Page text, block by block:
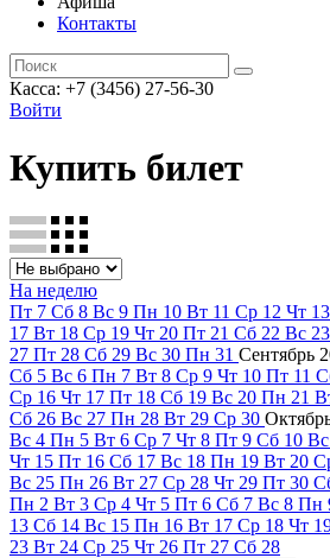
Контакты
Касса: +7 (3456) 27-56-30
Войти
Купить билет
На неделю
Пт 7 Сб 8 Вс 9 Пн 10 Вт 11 Ср 12 Чт 13
17 Вт 18 Ср 19 Чт 20 Пт 21 Сб 22 Вс 23
27 Пт 28 Сб 29 Вс 30 Пн 31 Сентябрь
Сб 5 Вс 6 Пн 7 Вт 8 Ср 9 Чт 10 Пт 11
Ср 16 Чт 17 Пт 18 Сб 19 Вс 20 Пн 21
Сб 26 Вс 27 Пн 28 Вт 29 Ср 30
Вс 4 Пн 5 Вт 6 Ср 7 Чт 8 Пт 9 Сб 10 Вс
Чт 15 Пт 16 Сб 17 Вс 18 Пн 19 Вт 20
Вс 25 Пн 26 Вт 27 Ср 28 Чт 29 Пт 30
Пн 2 Вт 3 Ср 4 Чт 5 Пт 6 Сб 7 Вс 8 Пн
13 Сб 14 Вс 15 Пн 16 Вт 17 Ср 18 Чт
23 Вт 24 Ср 25 Чт 26 Пт 27 Сб 28